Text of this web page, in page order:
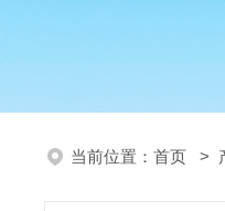
当前位置： 首页 >